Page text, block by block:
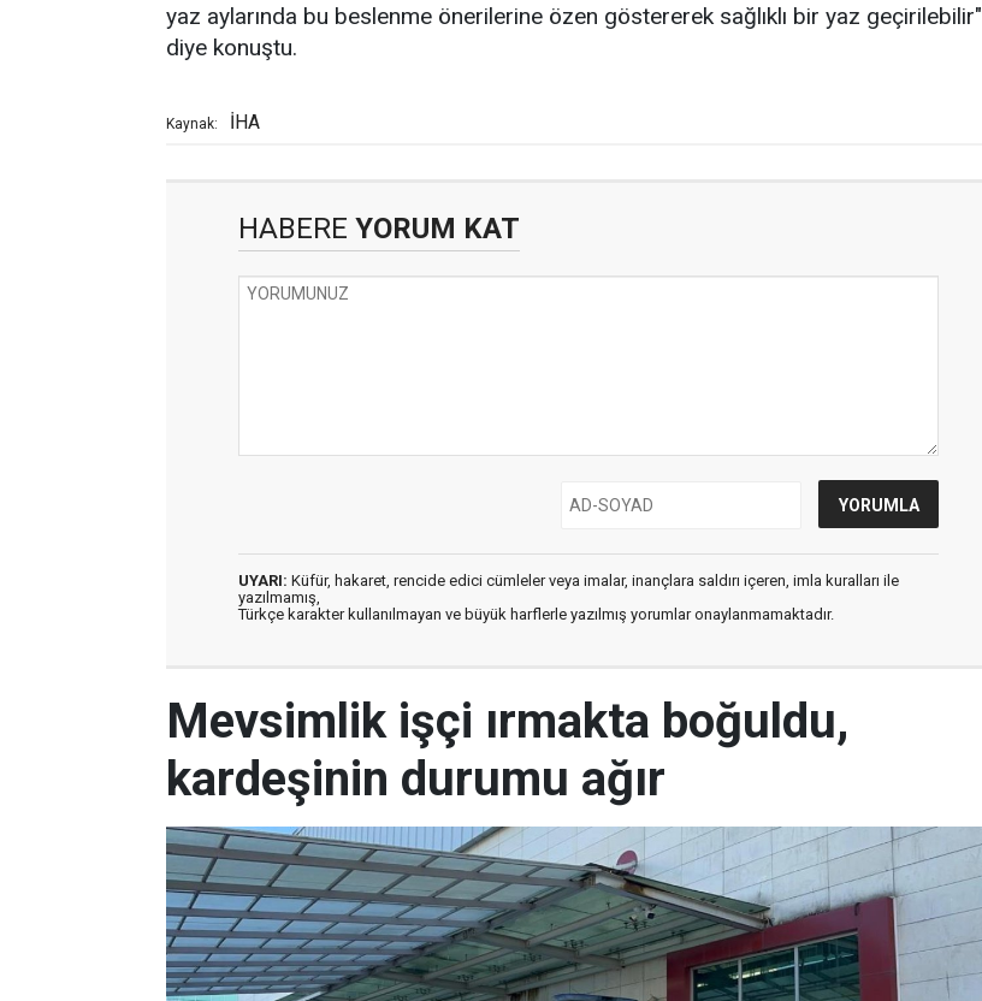
yaz aylarında bu beslenme önerilerine özen göstererek sağlıklı bir yaz geçirilebilir"
diye konuştu.
Kaynak: İHA
HABERE YORUM KAT
UYARI: Küfür, hakaret, rencide edici cümleler veya imalar, inançlara saldırı içeren, imla kuralları ile
yazılmamış,
Türkçe karakter kullanılmayan ve büyük harflerle yazılmış yorumlar onaylanmamaktadır.
Mevsimlik işçi ırmakta boğuldu,
kardeşinin durumu ağır